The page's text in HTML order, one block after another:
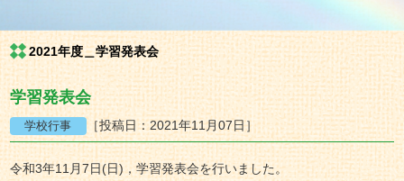
2021年度＿学習発表会
学習発表会
［投稿日：2021年11月07日］
令和3年11月7日(日)，学習発表会を行いました。